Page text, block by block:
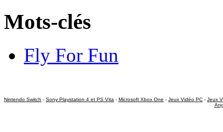
Mots-clés
Fly For Fun
Nintendo Switch - Sony Playstation 4 et PS Vita - Microsoft Xbox One - Jeux Vidéo PC - Jeux